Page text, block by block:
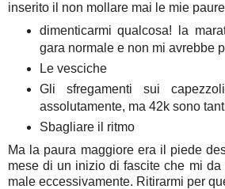
inserito il non mollare mai le mie
dimenticarmi qualcosa! la
gara normale e non mi avrebbe
Le vesciche
Gli sfregamenti sui
assolutamente, ma 42k sono
Sbagliare il ritmo
Ma la paura maggiore era il piede
mese di un inizio di fascite che mi da
male eccessivamente. Ritirarmi per